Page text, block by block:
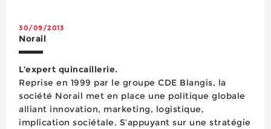
30/09/2013
Norail
L’expert quincaillerie.
Reprise en 1999 par le groupe CDE Blangis, la
société Norail met en place une politique globale
alliant innovation, marketing, logistique,
implication sociétale. S’appuyant sur une stratégie